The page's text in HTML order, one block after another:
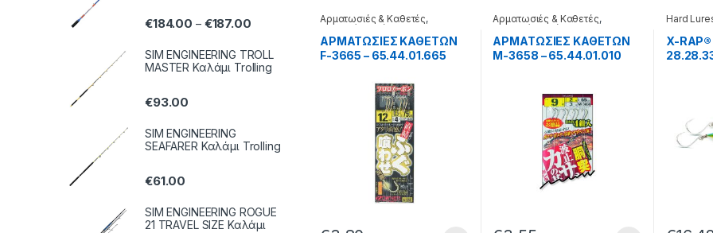
Αρματωσιές & Καθετές,
Τεχνητά δολώματα
ΑΡΜΑΤΩΣΙΕΣ ΚΑΘΕΤΩΝ
F-3665 – 65.44.01.665
Αρματωσιές & Καθετές,
Τεχνητά δολώματα
ΑΡΜΑΤΩΣΙΕΣ ΚΑΘΕΤΩΝ
M-3658 – 65.44.01.010
Hard
X-RAP®
€184.00 – €187.00
SIM ENGINEERING TROLL
MASTER Καλάμι Trolling
€93.00
SIM ENGINEERING
SEAFARER Καλάμι Trolling
€61.00
SIM ENGINEERING ROGUE
21 TRAVEL SIZE Καλάμι